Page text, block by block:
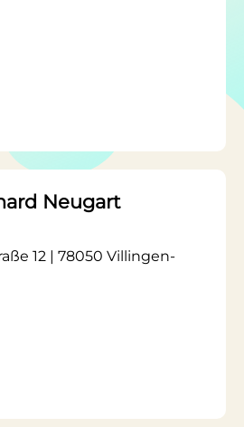
Neugart
12 | 78050 Villingen-